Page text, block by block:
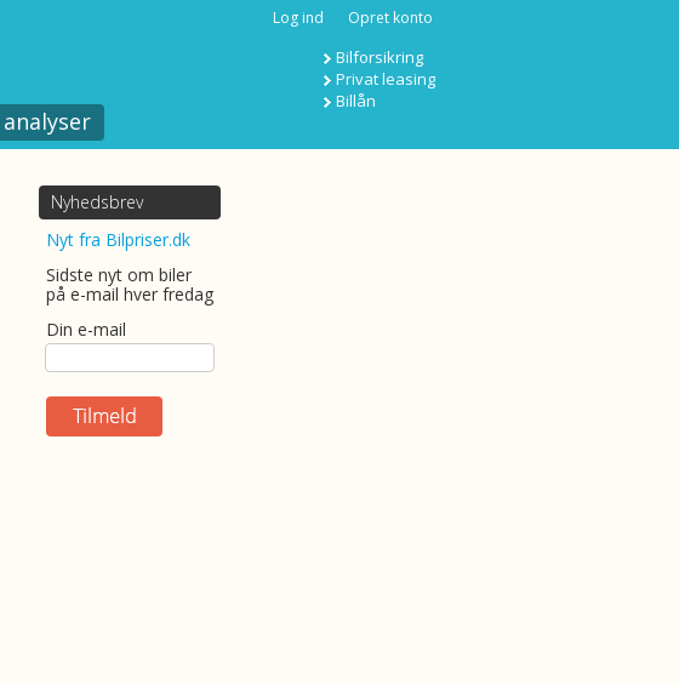
Log ind Opret konto
Bilforsikring
Privat leasing
Billån
analyser
Nyhedsbrev
Nyt fra Bilpriser.dk
Sidste nyt om biler
på e-mail hver fredag
Din e-mail